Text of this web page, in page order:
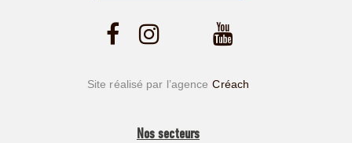
Site réalisé par l’agence Créach
Nos secteurs